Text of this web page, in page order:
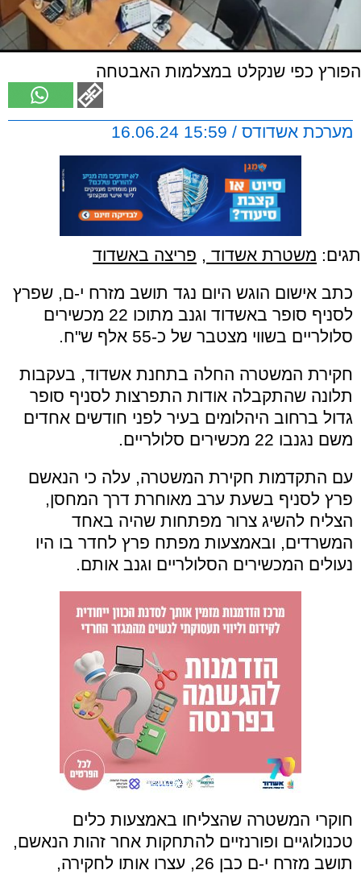
הפורץ כפי שנקלט במצלמות האבטחה
מערכת אשדודס / 15:59 16.06.24
תגים: משטרת אשדוד , פריצה באשדוד
כתב אישום הוגש היום נגד תושב מזרח י-ם, שפרץ
לסניף סופר באשדוד וגנב מתוכו 22 מכשירים
סלולריים בשווי מצטבר של כ-55 אלף ש"ח.
חקירת המשטרה החלה בתחנת אשדוד, בעקבות
תלונה שהתקבלה אודות התפרצות לסניף סופר
גדול ברחוב היהלומים בעיר לפני חודשים אחדים
משם נגנבו 22 מכשירים סלולריים.
עם התקדמות חקירת המשטרה, עלה כי הנאשם
פרץ לסניף בשעת ערב מאוחרת דרך המחסן,
הצליח להשיג צרור מפתחות שהיה באחד
המשרדים, ובאמצעות מפתח פרץ לחדר בו היו
נעולים המכשירים הסלולריים וגנב אותם.
חוקרי המשטרה שהצליחו באמצעות כלים
טכנולוגיים ופורנזיים להתחקות אחר זהות הנאשם,
תושב מזרח י-ם כבן 26, עצרו אותו לחקירה,